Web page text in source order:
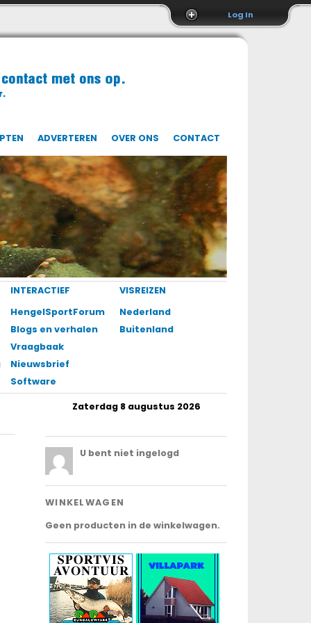
Log In
ADVERTEREN OVER ONS CONTACT
INTERACTIEF
HengelSportForum
Blogs en verhalen
Vraagbaak
Nieuwsbrief
Software
VISREIZEN
Nederland
Buitenland
Zaterdag 8 augustus 2026
U bent niet ingelogd
WINKELWAGEN
Geen producten in de winkelwagen.